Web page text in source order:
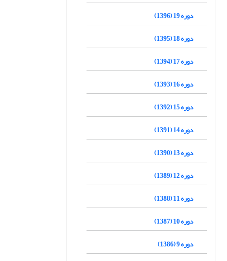
دوره 19 (1396)
دوره 18 (1395)
دوره 17 (1394)
دوره 16 (1393)
دوره 15 (1392)
دوره 14 (1391)
دوره 13 (1390)
دوره 12 (1389)
دوره 11 (1388)
دوره 10 (1387)
دوره 9 (1386)